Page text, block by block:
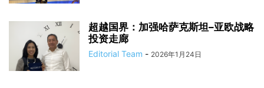
超越国界：加强哈萨克斯坦–亚欧战略
投资走廊
Editorial Team - 2026年1月24日